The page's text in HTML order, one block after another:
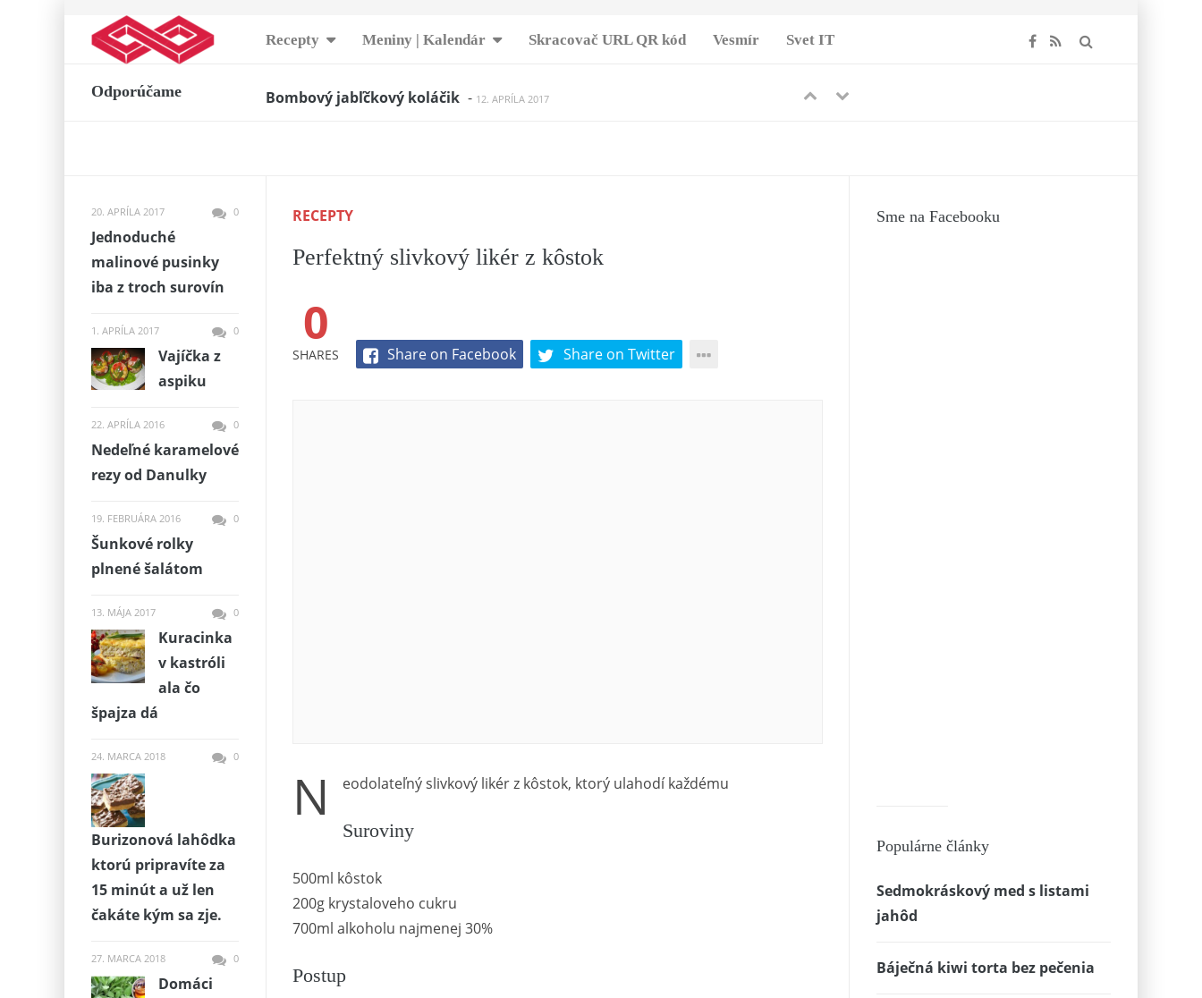
Recepty Meniny | Kalendár Skracovač URL QR kód Vesmír Svet IT
Odporúčame Bombový jabľčkový koláčik - 12. APRÍLA 2017
Zapečené šampiňóny s nivou a pancettou
Fantastické grilované kuracie kúsky – potrebujete iba tieto 3 suroviny!
Blikajúca hviezda – farebné pozdravy z hviezdy Sirius
Cviklovo-čokoládova torta od Ivky
Previous
Next
RECEPTY
Perfektný slivkový likér z kôstok
0
SHARES Share on Facebook Share on Twitter
N eodolateľný slivkový likér z kôstok, ktorý ulahodí každému
Suroviny
500ml kôstok
200g krystaloveho cukru
700ml alkoholu najmenej 30%
Postup
Sme na Facebooku
Populárne články
Sedmokráskový med s listami
jahôd
Báječná kiwi torta bez pečenia
20. APRÍLA 2017 0
Jednoduché
malinové pusinky
iba z troch surovín
1. APRÍLA 2017 0
Vajíčka z
aspiku
22. APRÍLA 2016 0
Nedeľné karamelové
rezy od Danulky
19. FEBRUÁRA 2016 0
Šunkové rolky
plnené šalátom
13. MÁJA 2017 0
Kuracinka
v kastróli
ala čo
špajza dá
24. MARCA 2018 0
Burizonová lahôdka
ktorú pripravíte za
15 minút a už len
čakáte kým sa zje.
27. MARCA 2018 0
Domáci